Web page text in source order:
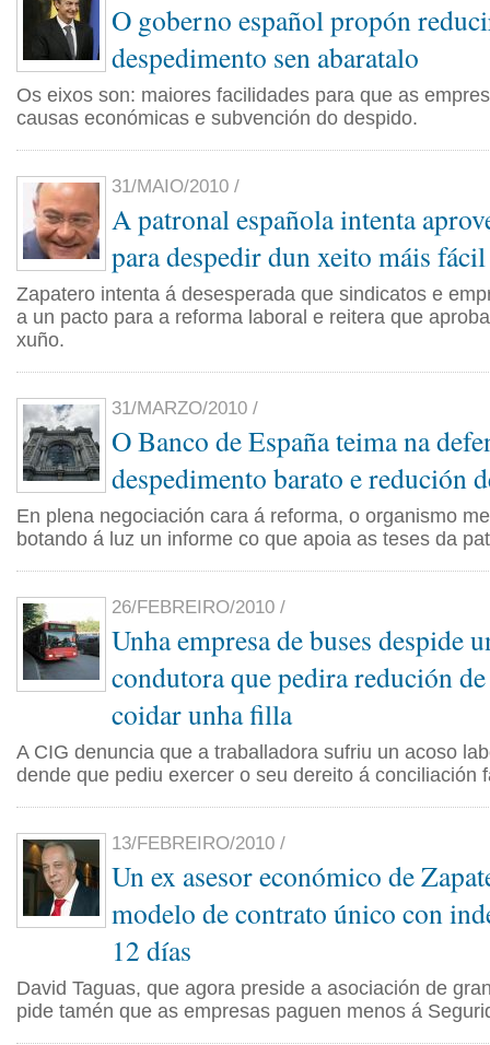
O goberno español propón
despedimento sen abaratalo
Os eixos son: maiores facilidades para que as
causas económicas e subvención do despido.
31/MAIO/2010 /
A patronal española intenta
para despedir dun xeito máis
Zapatero intenta á desesperada que sindicatos e
a un pacto para a reforma laboral e reitera que
xuño.
31/MARZO/2010 /
O Banco de España teima na
despedimento barato e redución
En plena negociación cara á reforma, o organismo
botando á luz un informe co que apoia as teses da
26/FEBREIRO/2010 /
Unha empresa de buses despide
condutora que pedira redución
coidar unha filla
A CIG denuncia que a traballadora sufriu un acoso
dende que pediu exercer o seu dereito á conciliación
13/FEBREIRO/2010 /
Un ex asesor económico de
modelo de contrato único con
12 días
David Taguas, que agora preside a asociación de
pide tamén que as empresas paguen menos á